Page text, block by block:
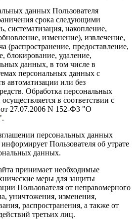
данных Пользователя
срока следующими
систематизация, накопление,
изменение), извлечение,
(распространение, предоставление,
блокирование, удаление,
данных, в том числе в
персональных данных с
автоматизации или без
Обработка персональных
в соответствии с
от 27.07.2006 N 152-ФЗ "О
персональных данных
Пользователя об утрате
данных.
принимает необходимые
меры для защиты
Пользователя от неправомерного
уничтожения, изменения,
распространения, а также от
третьих лиц.